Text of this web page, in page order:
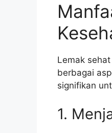
Lemak
berbagai
signifikan
1.